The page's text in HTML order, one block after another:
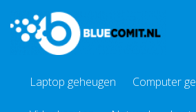
Laptop geheugen Computer